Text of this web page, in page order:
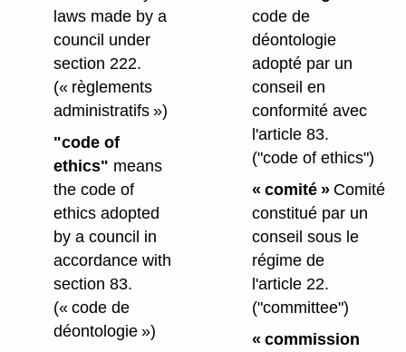
laws made by a
council under
section 222.
(« règlements
administratifs »)
"code of
ethics" means
the code of
ethics adopted
by a council in
accordance with
section 83.
(« code de
déontologie »)
code de
déontologie
adopté par un
conseil en
conformité avec
l'article 83.
("code of ethics")
« comité »Comité
constitué par un
conseil sous le
régime de
l'article 22.
("committee")
« commission